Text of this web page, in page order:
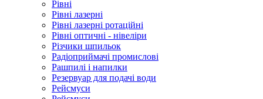
Рівні
Рівні лазерні
Рівні лазерні ротаційні
Рівні оптичні - нівеліри
Різчики шпильок
Радіоприймачі промислові
Рашпилі і напилки
Резервуар для подачі води
Рейсмуси